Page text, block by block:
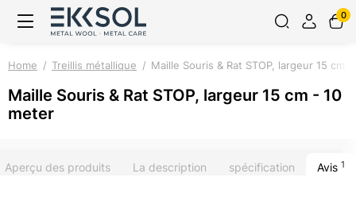
0
Home Treillis métallique Maille Souris & Rat STOP, largeur 15 cm
Maille Souris & Rat STOP, largeur 15 cm - 10
meter
Aperçu des produits La description spécification Avis 1